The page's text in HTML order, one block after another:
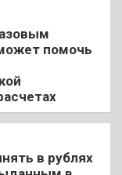
помочь
в рублях